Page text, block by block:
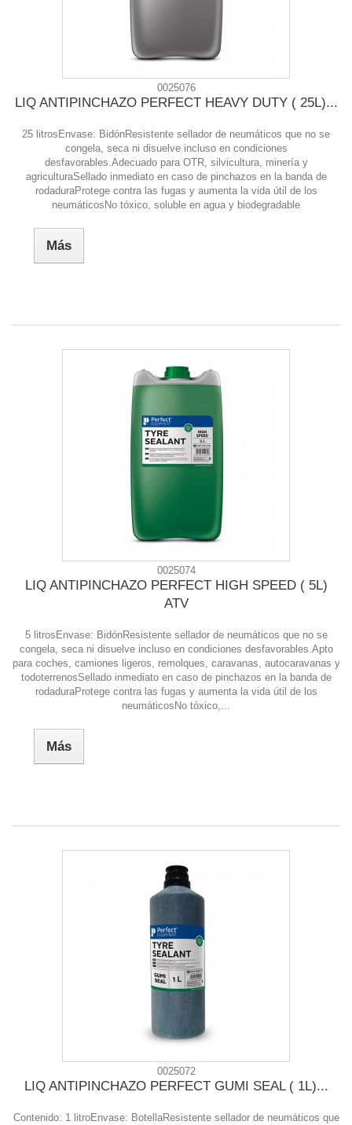
0025076
LIQ ANTIPINCHAZO PERFECT HEAVY DUTY ( 25L)...
25 litrosEnvase: BidónResistente sellador de neumáticos que no se
congela, seca ni disuelve incluso en condiciones
desfavorables.Adecuado para OTR, silvicultura, minería y
agriculturaSellado inmediato en caso de pinchazos en la banda de
rodaduraProtege contra las fugas y aumenta la vida útil de los
neumáticosNo tóxico, soluble en agua y biodegradable
Más
0025074
LIQ ANTIPINCHAZO PERFECT HIGH SPEED ( 5L)
ATV
5 litrosEnvase: BidónResistente sellador de neumáticos que no se
congela, seca ni disuelve incluso en condiciones desfavorables.Apto
para coches, camiones ligeros, remolques, caravanas, autocaravanas y
todoterrenosSellado inmediato en caso de pinchazos en la banda de
rodaduraProtege contra las fugas y aumenta la vida útil de los
neumáticosNo tóxico,...
Más
0025072
LIQ ANTIPINCHAZO PERFECT GUMI SEAL ( 1L)...
Contenido: 1 litroEnvase: BotellaResistente sellador de neumáticos que